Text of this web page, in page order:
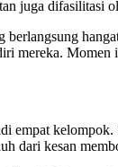
juga difasilitasi
berlangsung
mereka. Momen
empat
dari kesan